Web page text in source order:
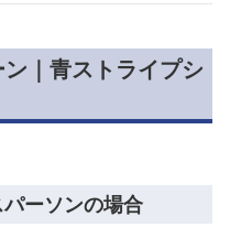
｜青ストライプシ
ーソンの場合